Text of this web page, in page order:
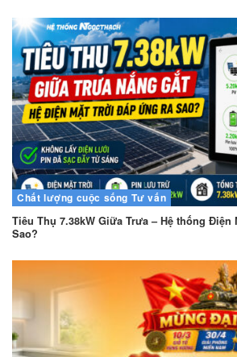
Chất lượng cuộc sống Tư vấn
Tiêu Thụ 7.38kW Giữa Trưa – Hệ thống
Sao?